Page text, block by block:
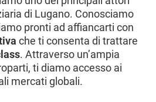
di Lugano. Conosciamo
pronti ad affiancarti con
che ti consenta di trattare
. Attraverso un’ampia
ti diamo accesso ai
mercati globali.